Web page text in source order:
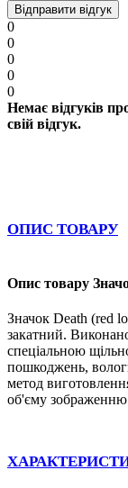
Відправити відгук
0
0
0
0
0
Немає відгуків
свій відгук.
ОПИС ТОВАРУ
Опис товару
Значок Death (red
закатний.
спеціальною
пошкоджень,
метод
об'єму зображенню